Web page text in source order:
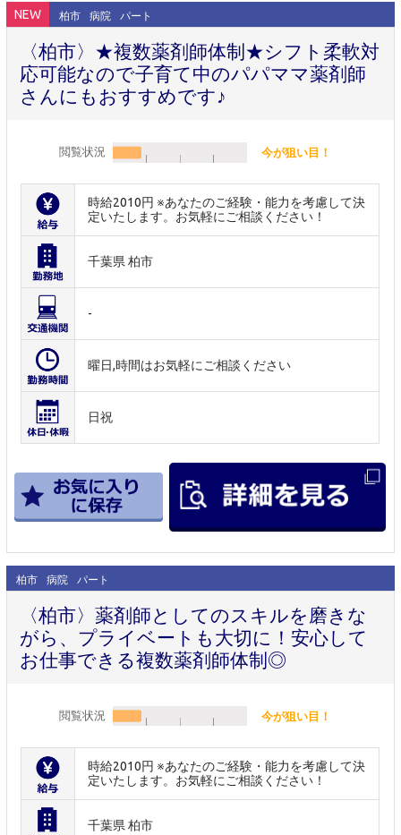
NEW 柏市 病院 パート
〈柏市〉★複数薬剤師体制★シフト柔軟対
応可能なので子育て中のパパママ薬剤師
さんにもおすすめです♪
閲覧状況 今が狙い目！
時給2010円 ※あなたのご経験・能力を考慮して決
定いたします。お気軽にご相談ください！
千葉県 柏市
-
曜日,時間はお気軽にご相談ください
日祝
柏市 病院 パート
〈柏市〉薬剤師としてのスキルを磨きな
がら、プライベートも大切に！安心して
お仕事できる複数薬剤師体制◎
閲覧状況 今が狙い目！
時給2010円 ※あなたのご経験・能力を考慮して決
定いたします。お気軽にご相談ください！
千葉県 柏市